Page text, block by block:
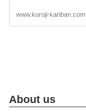
www.kuroji-kanban.com
About us